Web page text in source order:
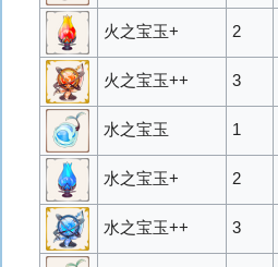
火之宝玉+ 2
火之宝玉++ 3
水之宝玉 1
水之宝玉+ 2
水之宝玉++ 3